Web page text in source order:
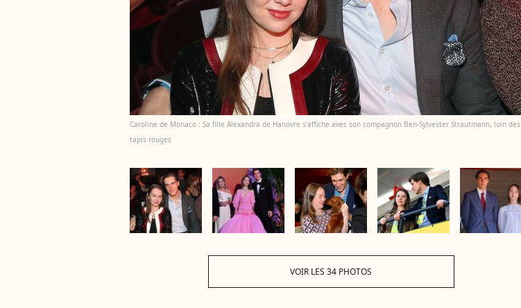
Caroline de Monaco : Sa fille Alexandra de Hanovre s’affiche avec son compagnon Ben-Sylvester Strautmann, loin des
tapis rouges
VOIR LES 34 PHOTOS